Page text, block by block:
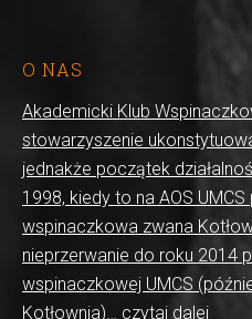
O NAS
Akademicki Klub
stowarzyszenie
jednakże początek
1998, kiedy to na AOS
wspinaczkowa zwana
nieprzerwanie do roku 2014
wspinaczkowej UMCS
Kotłownia)… czytaj dalej